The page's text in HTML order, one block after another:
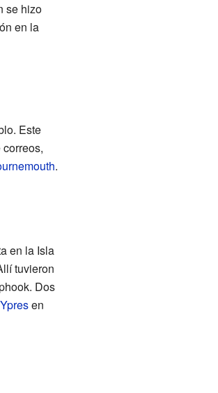
se hizo
en la
Este
.
en la Isla
tuvieron
Dos
Ypresen